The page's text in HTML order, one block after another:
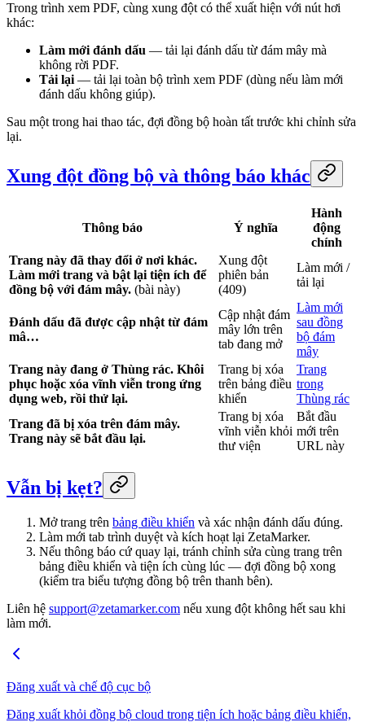
Trong trình xem PDF, cùng xung đột có thể xuất hiện với nút hơi
khác:
Làm mới đánh dấu — tải lại đánh dấu từ đám mây mà
không rời PDF.
Tải lại — tải lại toàn bộ trình xem PDF (dùng nếu làm mới
đánh dấu không giúp).
Sau một trong hai thao tác, đợi đồng bộ hoàn tất trước khi chỉnh sửa
lại.
Xung đột đồng bộ và thông báo khác
Thông báo Ý nghĩa
Hành
động
chính
Trang này đã thay đổi ở nơi khác.
Làm mới trang và bật lại tiện ích để
đồng bộ với đám mây. (bài này)
Xung đột
phiên bản
(409)
Làm mới /
tải lại
Đánh dấu đã được cập nhật từ đám
mâ…
Cập nhật đám
mây lớn trên
tab đang mở
Làm mới
sau đồng
bộ đám
mây
Trang này đang ở Thùng rác. Khôi
phục hoặc xóa vĩnh viễn trong ứng
dụng web, rồi thử lại.
Trang bị xóa
trên bảng điều
khiển
Trang
trong
Thùng rác
Trang đã bị xóa trên đám mây.
Trang này sẽ bắt đầu lại.
Trang bị xóa
vĩnh viễn khỏi
thư viện
Bắt đầu
mới trên
URL này
Vẫn bị kẹt?
Mở trang trên bảng điều khiển và xác nhận đánh dấu đúng.
Làm mới tab trình duyệt và kích hoạt lại ZetaMarker.
Nếu thông báo cứ quay lại, tránh chỉnh sửa cùng trang trên
bảng điều khiển và tiện ích cùng lúc — đợi đồng bộ xong
(kiểm tra biểu tượng đồng bộ trên thanh bên).
Liên hệ support@zetamarker.com nếu xung đột không hết sau khi
làm mới.
Đăng xuất và chế độ cục bộ
Đăng xuất khỏi đồng bộ cloud trong tiện ích hoặc bảng điều khiển,